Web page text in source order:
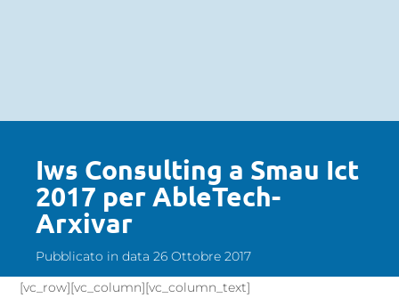
Iws Consulting a Smau Ict
2017 per AbleTech-
Arxivar
Pubblicato in data 26 Ottobre 2017
[vc_row][vc_column][vc_column_text]